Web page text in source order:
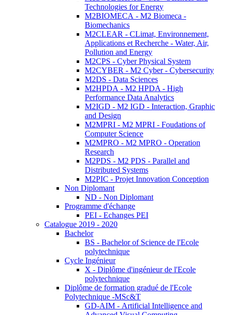
Technologies for Energy
M2BIOMECA - M2 Biomeca -
Biomechanics
M2CLEAR - CLimat, Environnement,
Applications et Recherche - Water, Air,
Pollution and Energy
M2CPS - Cyber Physical System
M2CYBER - M2 Cyber - Cybersecurity
M2DS - Data Sciences
M2HPDA - M2 HPDA - High
Performance Data Analytics
M2IGD - M2 IGD - Interaction, Graphic
and Design
M2MPRI - M2 MPRI - Foudations of
Computer Science
M2MPRO - M2 MPRO - Operation
Research
M2PDS - M2 PDS - Parallel and
Distributed Systems
M2PIC - Projet Innovation Conception
Non Diplomant
ND - Non Diplomant
Programme d'échange
PEI - Echanges PEI
Catalogue 2019 - 2020
Bachelor
BS - Bachelor of Science de l'Ecole
polytechnique
Cycle Ingénieur
X - Diplôme d'ingénieur de l'Ecole
polytechnique
Diplôme de formation gradué de l'Ecole
Polytechnique -MSc&T
GD-AIM - Artificial Intelligence and